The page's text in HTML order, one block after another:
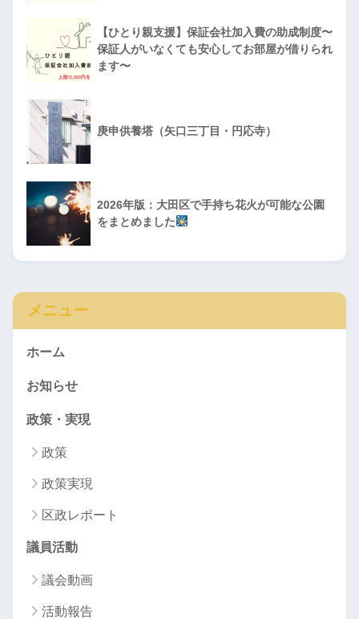
【ひとり親支援】保証会社加入費の助成制度〜
保証人がいなくても安心してお部屋が借りられ
ます〜
庚申供養塔（矢口三丁目・円応寺）
2026年版：大田区で手持ち花火が可能な公園
をまとめました
メニュー
ホーム
お知らせ
政策・実現
政策
政策実現
区政レポート
議員活動
議会動画
活動報告